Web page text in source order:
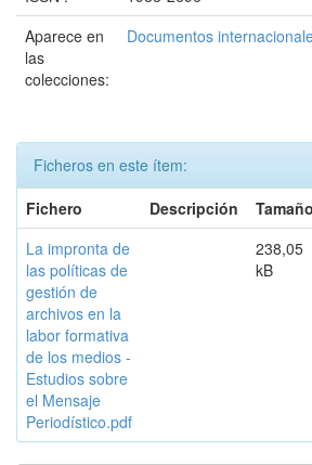
Aparece en
las
colecciones:
Documentos
Ficheros en este ítem:
Fichero
Descripción Tamaño
La impronta de
las políticas de
gestión de
archivos en la
labor formativa
de los medios -
Estudios sobre
el Mensaje
Periodístico.pdf
238,05
kB